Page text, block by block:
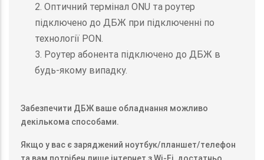
2. Оптичний термінал ONU та роутер
підключено до ДБЖ при підключенні по
технології PON.
3. Роутер абонента підключено до ДБЖ в
будь-якому випадку.
Забезпечити ДБЖ ваше обладнання можливо
декількома способами.
Якщо у вас є заряджений ноутбук/планшет/телефон